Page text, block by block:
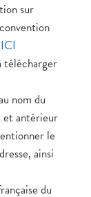
sur
ICI
télécharger
nom du
et antérieur
le
ainsi
du